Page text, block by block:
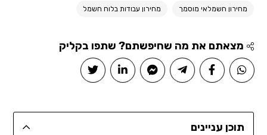
מחירון חשמלאי מוסמך מחירון עבודות בלוח חשמל
מצאתם את מה שחיפשתם? שתפו בקליק
תוכן עניינים